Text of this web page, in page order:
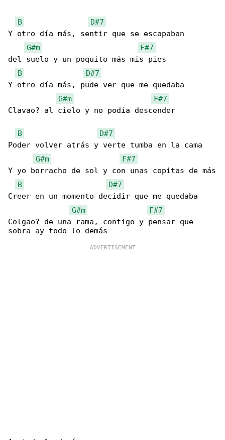
B
D#7
Y otro día más, sentir que se escapaban
G#m
F#7
del suelo y un poquito más mis pies
B
D#7
Y otro día más, pude ver que me quedaba
G#m
F#7
Clavao? al cielo y no podía descender
B
D#7
Poder volver atrás y verte tumba en la cama
G#m
F#7
Y yo borracho de sol y con unas copitas de más
B
D#7
Creer en un momento decidir que me quedaba
G#m
F#7
Colgao? de una rama, contigo y pensar que